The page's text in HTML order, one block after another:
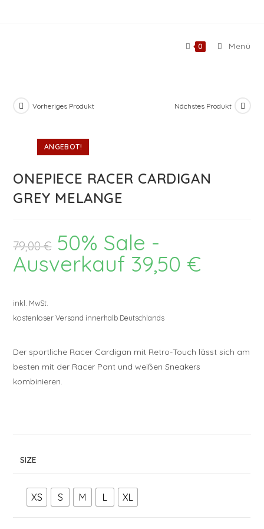
0 Menü
ANGEBOT!
Vorheriges Produkt Nächstes Produkt
ONEPIECE RACER CARDIGAN
GREY MELANGE
79,00€
Ursprünglicher
Preis
war:
79,00 €
50% Sale -
Ausverkauf 39,50€
inkl. MwSt.
kostenloser Versand innerhalb Deutschlands
Der sportliche Racer Cardigan mit Retro-Touch lässt sich am
besten mit der Racer Pant und weißen Sneakers
kombinieren.
SIZE
XS S M L XL